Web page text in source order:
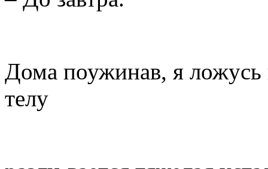
Дома поужинав, я ложусь
телу